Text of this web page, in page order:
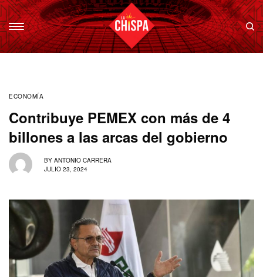
ECONOMÍA
Contribuye PEMEX con más de 4
billones a las arcas del gobierno
BY ANTONIO CARRERA
JULIO 23, 2024